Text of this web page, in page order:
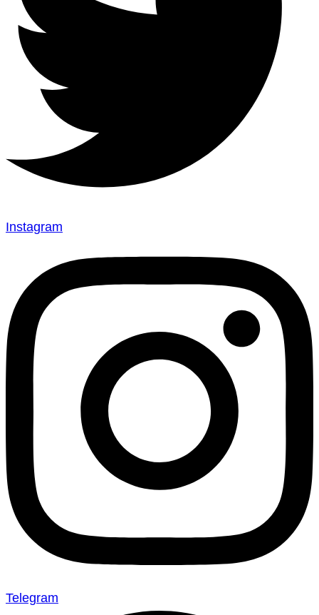
Instagram
Telegram